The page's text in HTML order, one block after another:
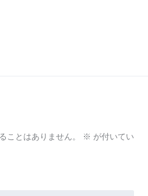
ことはありません。 ※ が付いてい